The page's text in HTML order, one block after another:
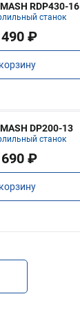
RDP430-16
станок
₽
DP200-13
станок
₽